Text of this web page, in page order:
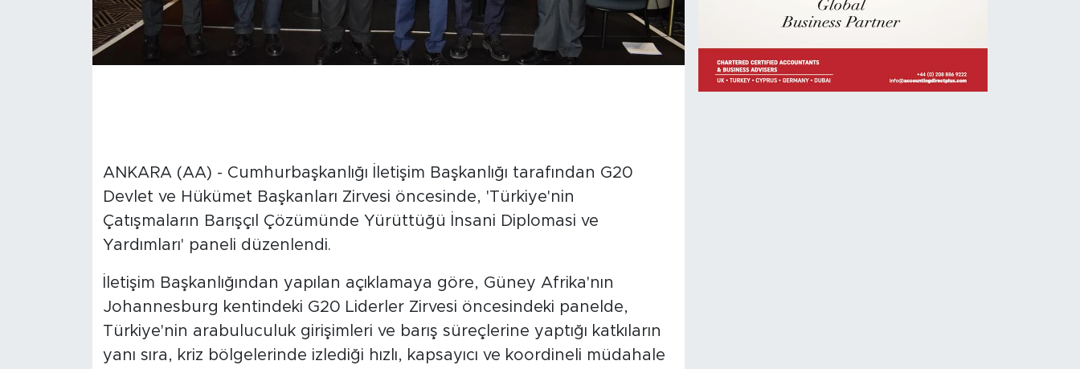
ANKARA (AA) - Cumhurbaşkanlığı İletişim Başkanlığı tarafından G20
Devlet ve Hükümet Başkanları Zirvesi öncesinde, 'Türkiye'nin
Çatışmaların Barışçıl Çözümünde Yürüttüğü İnsani Diplomasi ve
Yardımları' paneli düzenlendi.
İletişim Başkanlığından yapılan açıklamaya göre, Güney Afrika'nın
Johannesburg kentindeki G20 Liderler Zirvesi öncesindeki panelde,
Türkiye'nin arabuluculuk girişimleri ve barış süreçlerine yaptığı katkıların
yanı sıra, kriz bölgelerinde izlediği hızlı, kapsayıcı ve koordineli müdahale